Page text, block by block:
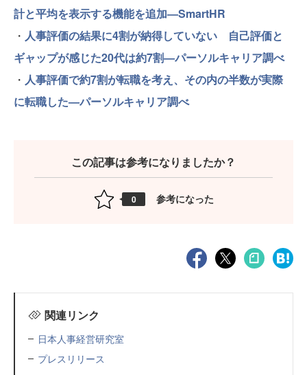
計と平均を表示する機能を追加—SmartHR
・ 人事評価の結果に4割が納得していない 自己評価と
ギャップが感じた20代は約7割—パーソルキャリア調べ
・ 人事評価で約7割が転職を考え、その内の半数が実際
に転職した—パーソルキャリア調べ
この記事は参考になりましたか？
0 参考になった
関連リンク
日本人事経営研究室
プレスリリース